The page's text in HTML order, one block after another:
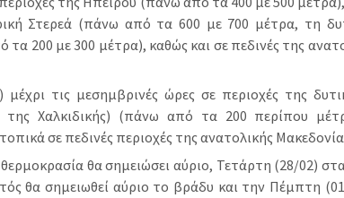
Στερεά (πάνω από τα 600 με 700 μέτρα, τη
200 με 300 μέτρα), καθώς και σε πεδινές της
τις μεσημβρινές ώρες σε περιοχές της
της Χαλκιδικής) (πάνω από τα 200 περίπου
σε πεδινές περιοχές της ανατολικής
θερμοκρασία θα σημειώσει αύριο, Τετάρτη (28/02)
θα σημειωθεί αύριο το βράδυ και την Πέμπτη